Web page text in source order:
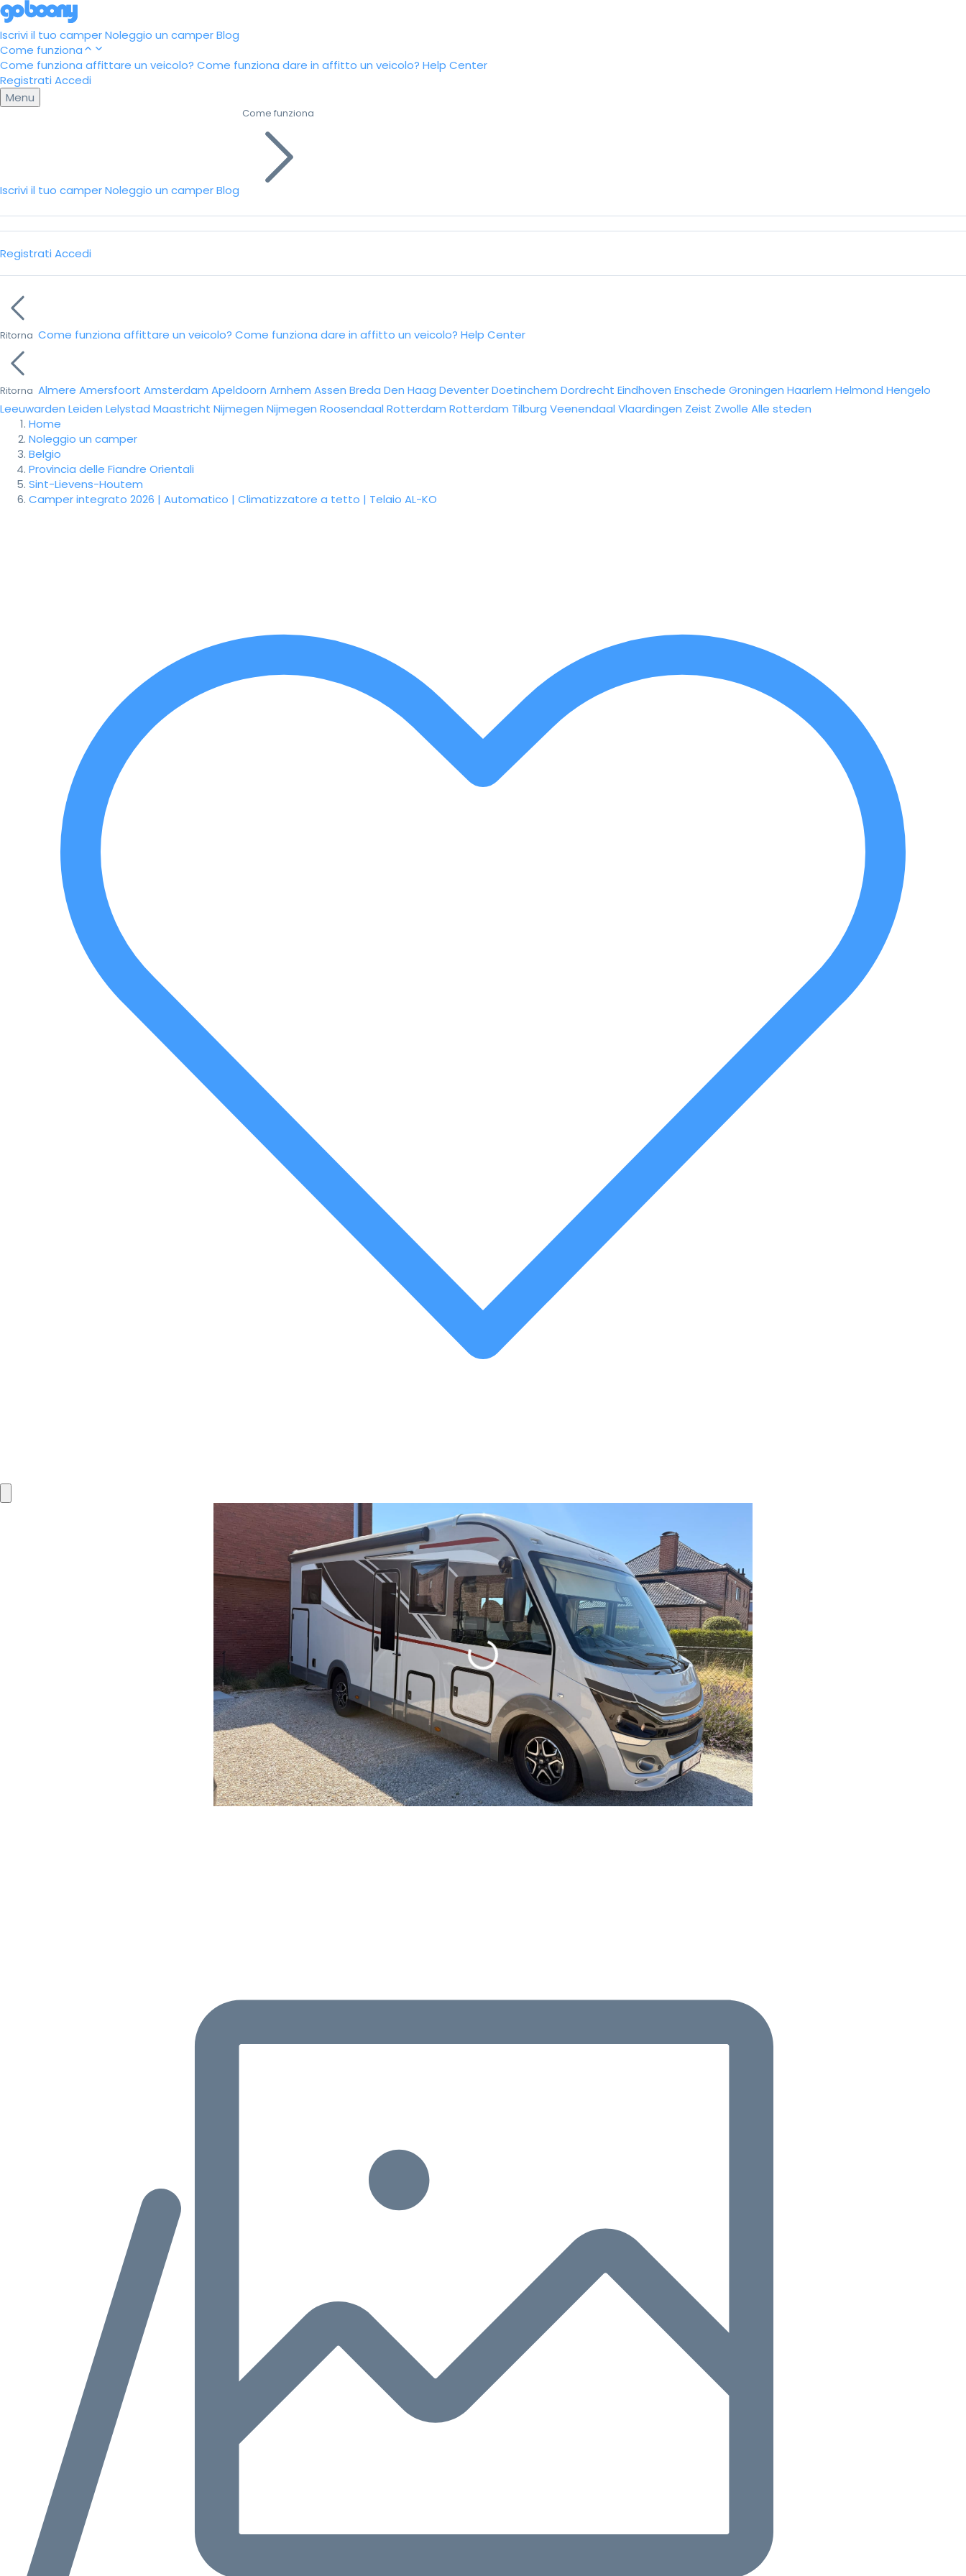
Iscrivi il tuo camperNoleggio un camperBlog
Come funziona
Come funziona affittare un veicolo? Come funziona dare in affitto un veicolo? Help Center
Registrati Accedi
Menu
Iscrivi il tuo camperNoleggio un camperBlog
Come funziona
Registrati Accedi
Ritorna Come funziona affittare un veicolo? Come funziona dare in affitto un veicolo? Help Center
Ritorna Almere Amersfoort Amsterdam Apeldoorn Arnhem Assen Breda Den Haag DeventerDoetinchem Dordrecht Eindhoven Enschede Groningen Haarlem Helmond Hengelo
Leeuwarden Leiden Lelystad Maastricht Nijmegen Nijmegen Roosendaal Rotterdam Rotterdam Tilburg Veenendaal Vlaardingen Zeist Zwolle Alle steden
Home
Noleggio un camper
Belgio
Provincia delle Fiandre Orientali
Sint-Lievens-Houtem
Camper integrato 2026 | Automatico | Climatizzatore a tetto | Telaio AL-KO